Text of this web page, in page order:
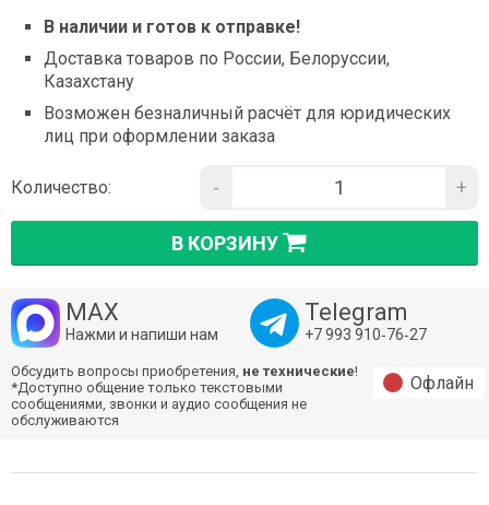
В наличии и готов к отправке!
Доставка товаров по России, Белоруссии,
Казахстану
Возможен безналичный расчёт для юридических
лиц при оформлении заказа
Количество: - +
В КОРЗИНУ
MAX
Нажми и напиши нам
Telegram
+7 993 910‑76‑27
Обсудить вопросы приобретения, не технические!
*Доступно общение только текстовыми
сообщениями, звонки и аудио сообщения не
обслуживаются
Офлайн